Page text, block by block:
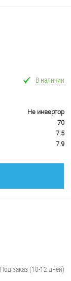
В наличии
Не инвертор
70
7.5
7.9
Под заказ (10-12 дней)